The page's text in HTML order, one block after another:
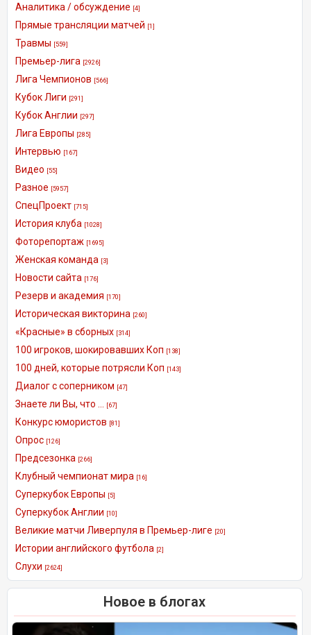
Аналитика / обсуждение [4]
Прямые трансляции матчей [1]
Травмы [559]
Премьер-лига [2926]
Лига Чемпионов [566]
Кубок Лиги [291]
Кубок Англии [297]
Лига Европы [285]
Интервью [167]
Видео [55]
Разное [5957]
СпецПроект [715]
История клуба [1028]
Фоторепортаж [1695]
Женская команда [3]
Новости сайта [176]
Резерв и академия [170]
Историческая викторина [260]
«Красные» в сборных [314]
100 игроков, шокировавших Коп [138]
100 дней, которые потрясли Коп [143]
Диалог с соперником [47]
Знаете ли Вы, что ... [67]
Конкурс юмористов [81]
Опрос [126]
Предсезонка [266]
Клубный чемпионат мира [16]
Суперкубок Европы [5]
Суперкубок Англии [10]
Великие матчи Ливерпуля в Премьер-лиге [20]
Истории английского футбола [2]
Слухи [2624]
Новое в блогах